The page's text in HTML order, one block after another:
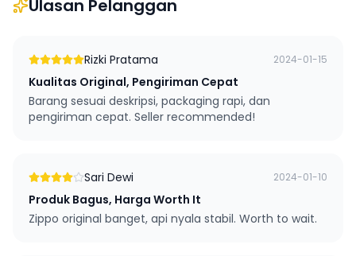
Ulasan Pelanggan
Rizki Pratama 2024-01-15
Kualitas Original, Pengiriman Cepat
Barang sesuai deskripsi, packaging rapi, dan
pengiriman cepat. Seller recommended!
Sari Dewi 2024-01-10
Produk Bagus, Harga Worth It
Zippo original banget, api nyala stabil. Worth to wait.